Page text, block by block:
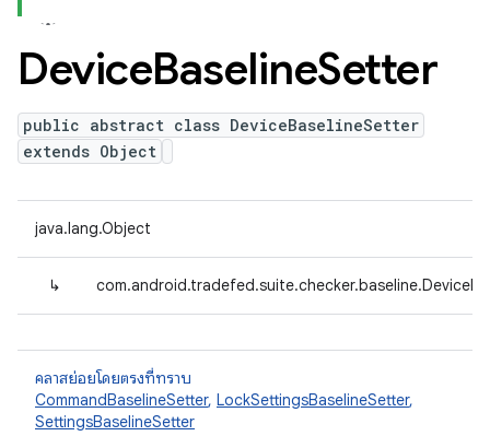
DeviceBaselineSetter
public abstract class DeviceBaselineSetter
extends Object
java.lang.Object
↳
คลาสย่อยโดยตรงที่ทราบ
CommandBaselineSetter, LockSettingsBaselineSetter,
SettingsBaselineSetter